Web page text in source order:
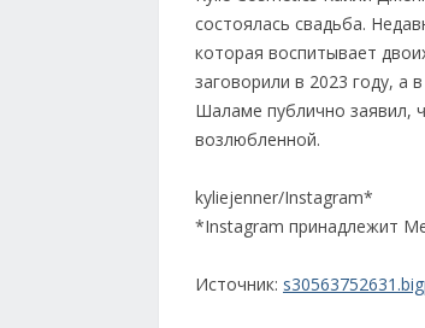
состоялась свадьба.
которая воспитывает
заговорили в 2023 году, а
Шаламе публично заявил,
возлюбленной.
kyliejenner/Instagram*
*Instagram принадлежит
Источник: